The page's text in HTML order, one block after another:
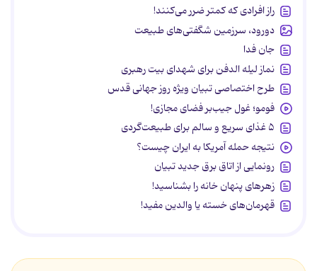
راز افرادی که کمتر ضرر می‌کنند!
دورود، سرزمین شگفتی‌های طبیعت
جان فدا
نماز لیله الدفن برای شهدای بیت رهبری
طرح اختصاصی تبیان ویژه روز جهانی قدس
فومو؛ غول جیب‌بر فضای مجازی!
۵ غذای سریع و سالم برای طبیعت‌گردی
نتیجه حمله آمریکا به ایران چیست؟
رونمایی از اتاق برق جدید تبیان
زهرهای پنهان خانه را بشناسید!
قهرمان‌های خسته یا والدین مفید!